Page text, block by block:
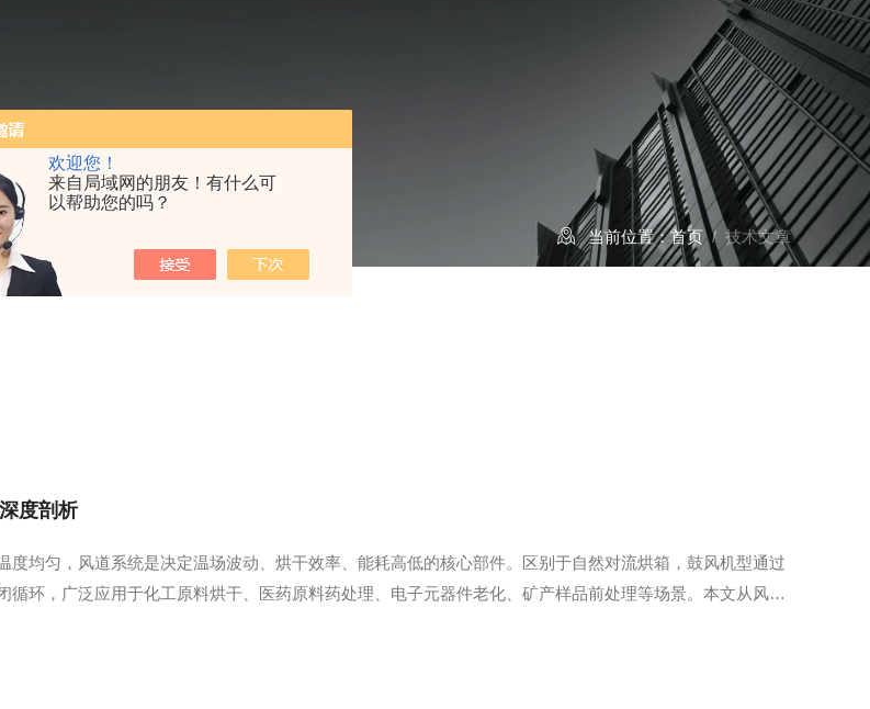
欢迎您！
来自局域网的朋友！有什么可
以帮助您的吗？
当前位置：首页/ 技术文章
度剖析
度均匀，风道系统是决定温场波动、烘干效率、能耗高低的核心部件。区别于自然对流烘箱，鼓风机型通过
循环，广泛应用于化工原料烘干、医药原料药处理、电子元器件老化、矿产样品前处理等场景。本文从风道